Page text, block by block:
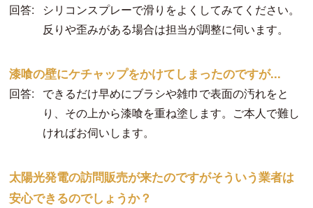
回答:
シリコンスプレーで滑りをよくしてみてください。
反りや歪みがある場合は担当が調整に伺います。
漆喰の壁にケチャップをかけてしまったのですが...
回答:
できるだけ早めにブラシや雑巾で表面の汚れをと
り、その上から漆喰を重ね塗します。ご本人で難し
ければお伺いします。
太陽光発電の訪問販売が来たのですがそういう業者は
安心できるのでしょうか？